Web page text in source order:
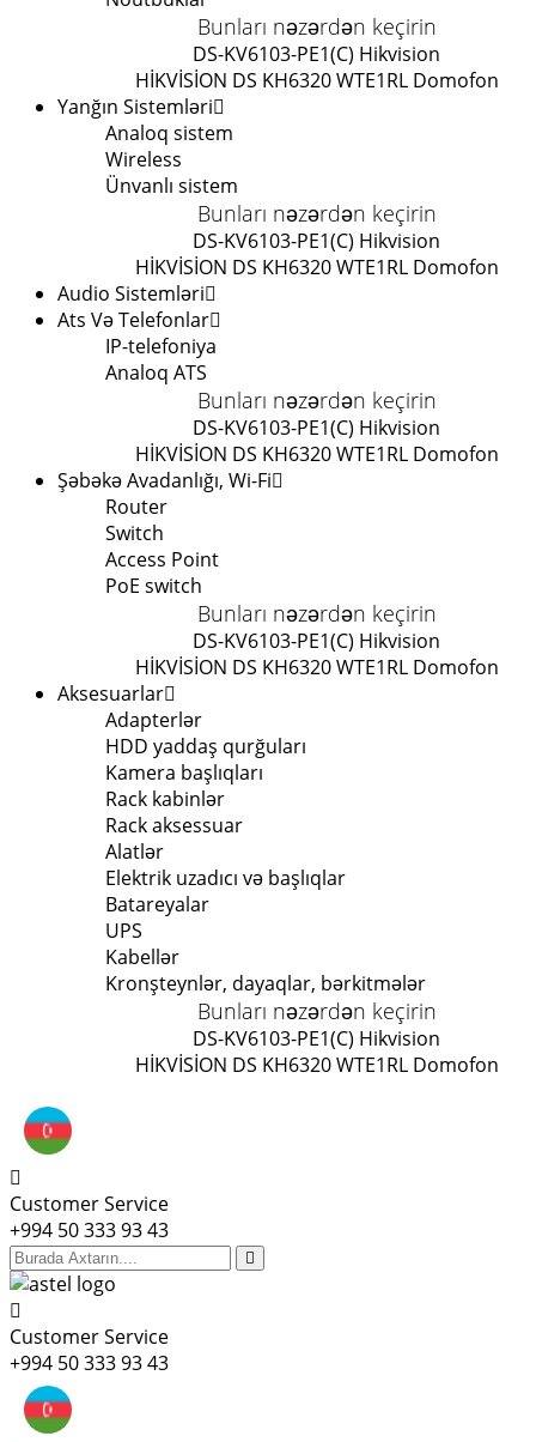
Bunları nəzərdən keçirin
DS-KV6103-PE1(C) Hikvision
HİKVİSİON DS KH6320 WTE1RL Domofon
Yanğın Sistemləri
Analoq sistem
Wireless
Ünvanlı sistem
Bunları nəzərdən keçirin
DS-KV6103-PE1(C) Hikvision
HİKVİSİON DS KH6320 WTE1RL Domofon
Audio Sistemləri
Ats Və Telefonlar
IP-telefoniya
Analoq ATS
Bunları nəzərdən keçirin
DS-KV6103-PE1(C) Hikvision
HİKVİSİON DS KH6320 WTE1RL Domofon
Şəbəkə Avadanlığı, Wi-Fi
Router
Switch
Access Point
PoE switch
Bunları nəzərdən keçirin
DS-KV6103-PE1(C) Hikvision
HİKVİSİON DS KH6320 WTE1RL Domofon
Aksesuarlar
Adapterlər
HDD yaddaş qurğuları
Kamera başlıqları
Rack kabinlər
Rack aksessuar
Alatlər
Elektrik uzadıcı və başlıqlar
Batareyalar
UPS
Kabellər
Kronşteynlər, dayaqlar, bərkitmələr
Bunları nəzərdən keçirin
DS-KV6103-PE1(C) Hikvision
HİKVİSİON DS KH6320 WTE1RL Domofon
Customer Service
+994 50 333 93 43
Customer Service
+994 50 333 93 43